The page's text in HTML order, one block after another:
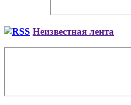
Неизвестная лента